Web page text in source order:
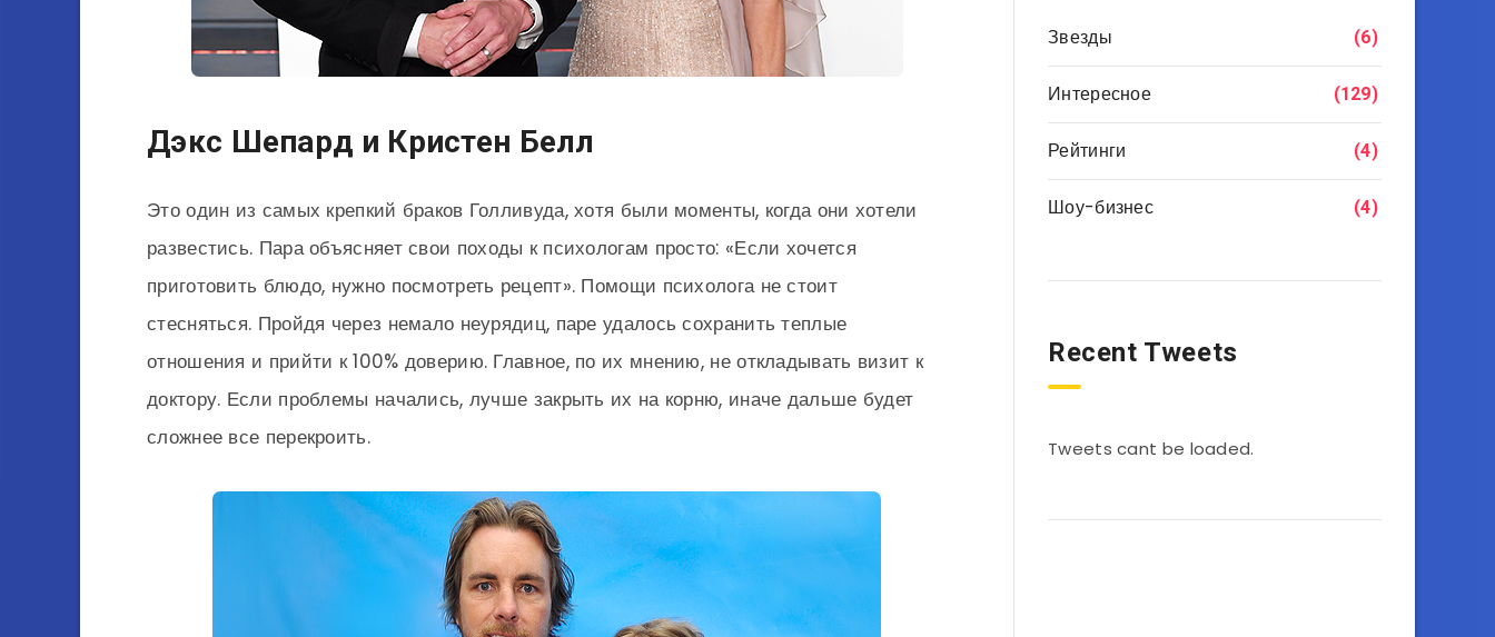
Дэкс Шепард и Кристен Белл
Это один из самых крепкий браков Голливуда, хотя были моменты, когда они хотели
развестись. Пара объясняет свои походы к психологам просто: «Если хочется
приготовить блюдо, нужно посмотреть рецепт». Помощи психолога не стоит
стесняться. Пройдя через немало неурядиц, паре удалось сохранить теплые
отношения и прийти к 100% доверию. Главное, по их мнению, не откладывать визит к
доктору. Если проблемы начались, лучше закрыть их на корню, иначе дальше будет
сложнее все перекроить.
Звезды (6)
Интересное (129)
Рейтинги (4)
Шоу-бизнес (4)
Recent Tweets
Tweets cant be loaded.